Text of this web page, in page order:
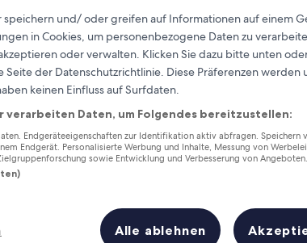
Prämien für jede
Übernachtung
Dieses Wochenende
speichern und/ oder greifen auf Informationen auf einem
in Cookies, um personenbezogene Daten zu
oder verwalten. Klicken Sie dazu bitte unten
Seite der Datenschutzrichtlinie. Diese Präferenzen werden
keinen Einfluss auf Surfdaten.
verarbeiten Daten, um Folgendes bereitzustellen:
Endgeräteeigenschaften zur Identifikation aktiv abfragen. Speichern
Endgerät. Personalisierte Werbung und Inhalte, Messung von
sowie Entwicklung und Verbesserung von Angeboten.
Alle ablehnen